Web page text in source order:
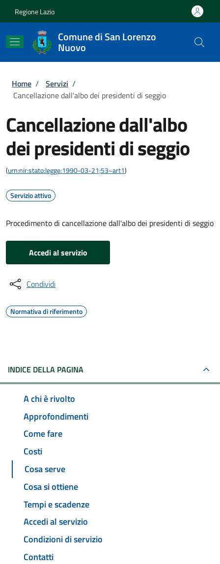
Regione Lazio
Comune di San Lorenzo
Nuovo
Briciole di pane
Home / Servizi /
Cancellazione dall'albo dei presidenti di seggio
Cancellazione dall'albo
dei presidenti di seggio
(urn:nir:stato:legge:1990-03-21;53~art1)
Servizio attivo
Procedimento di cancellazione dall'albo dei presidenti di seggio
Accedi al servizio
Condividi
Normativa di riferimento
INDICE DELLA PAGINA
A chi è rivolto
Approfondimenti
Come fare
Costi
Cosa serve
Cosa si ottiene
Tempi e scadenze
Accedi al servizio
Condizioni di servizio
Contatti